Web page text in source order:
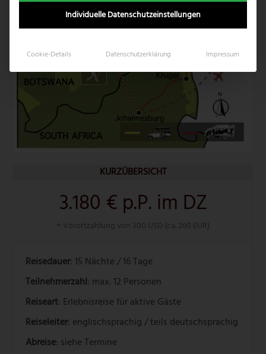
KURZÜBERSICHT
3.180 € p.P. im DZ
+ Vorortzahlung von 300 USD (ca. 260 EUR)
Reisedauer: 15 Nächte / 16 Tage
Teilnehmerzahl: max. 12 Personen
Reiseart: Erlebnisreise für aktive Gäste
Reiseleiter: englischsprachig / teils deutschsprachig
Abreise: siehe Termine
Individuelle Datenschutzeinstellungen
Cookie-Details Datenschutzerklärung Impressum